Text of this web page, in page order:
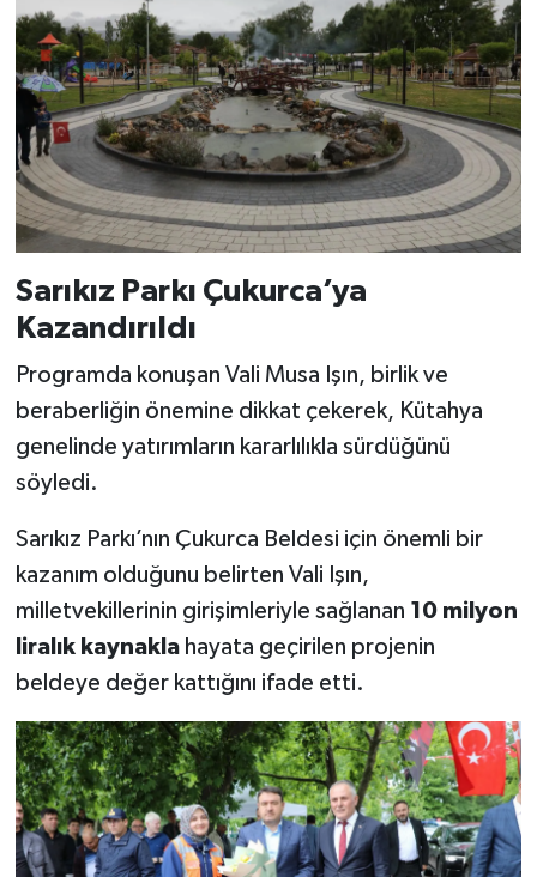
Sarıkız Parkı Çukurca’ya
Kazandırıldı
Programda konuşan Vali Musa Işın, birlik ve
beraberliğin önemine dikkat çekerek, Kütahya
genelinde yatırımların kararlılıkla sürdüğünü
söyledi.
Sarıkız Parkı’nın Çukurca Beldesi için önemli bir
kazanım olduğunu belirten Vali Işın,
milletvekillerinin girişimleriyle sağlanan 10 milyon
liralık kaynaklahayata geçirilen projenin
beldeye değer kattığını ifade etti.